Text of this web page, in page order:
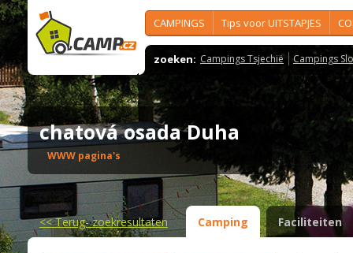
CAMPINGS Tips voor UITSTAPJES
zoeken: Campings Tsjechië Campings
chatová osada Duha
WWW pagina's
<<Terug- zoekresultaten Camping Faciliteiten